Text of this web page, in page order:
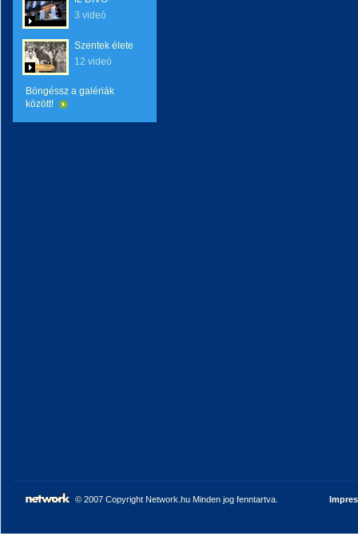
3 videó
Szentek élete
12 videó
Böngéssz a galériák
között!
© 2007 Copyright Network.hu Minden jog fenntartva.